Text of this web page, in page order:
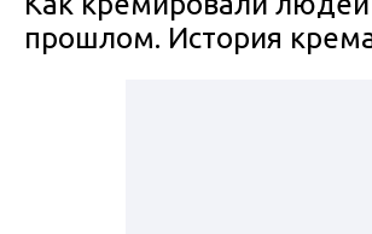
прошлом. История